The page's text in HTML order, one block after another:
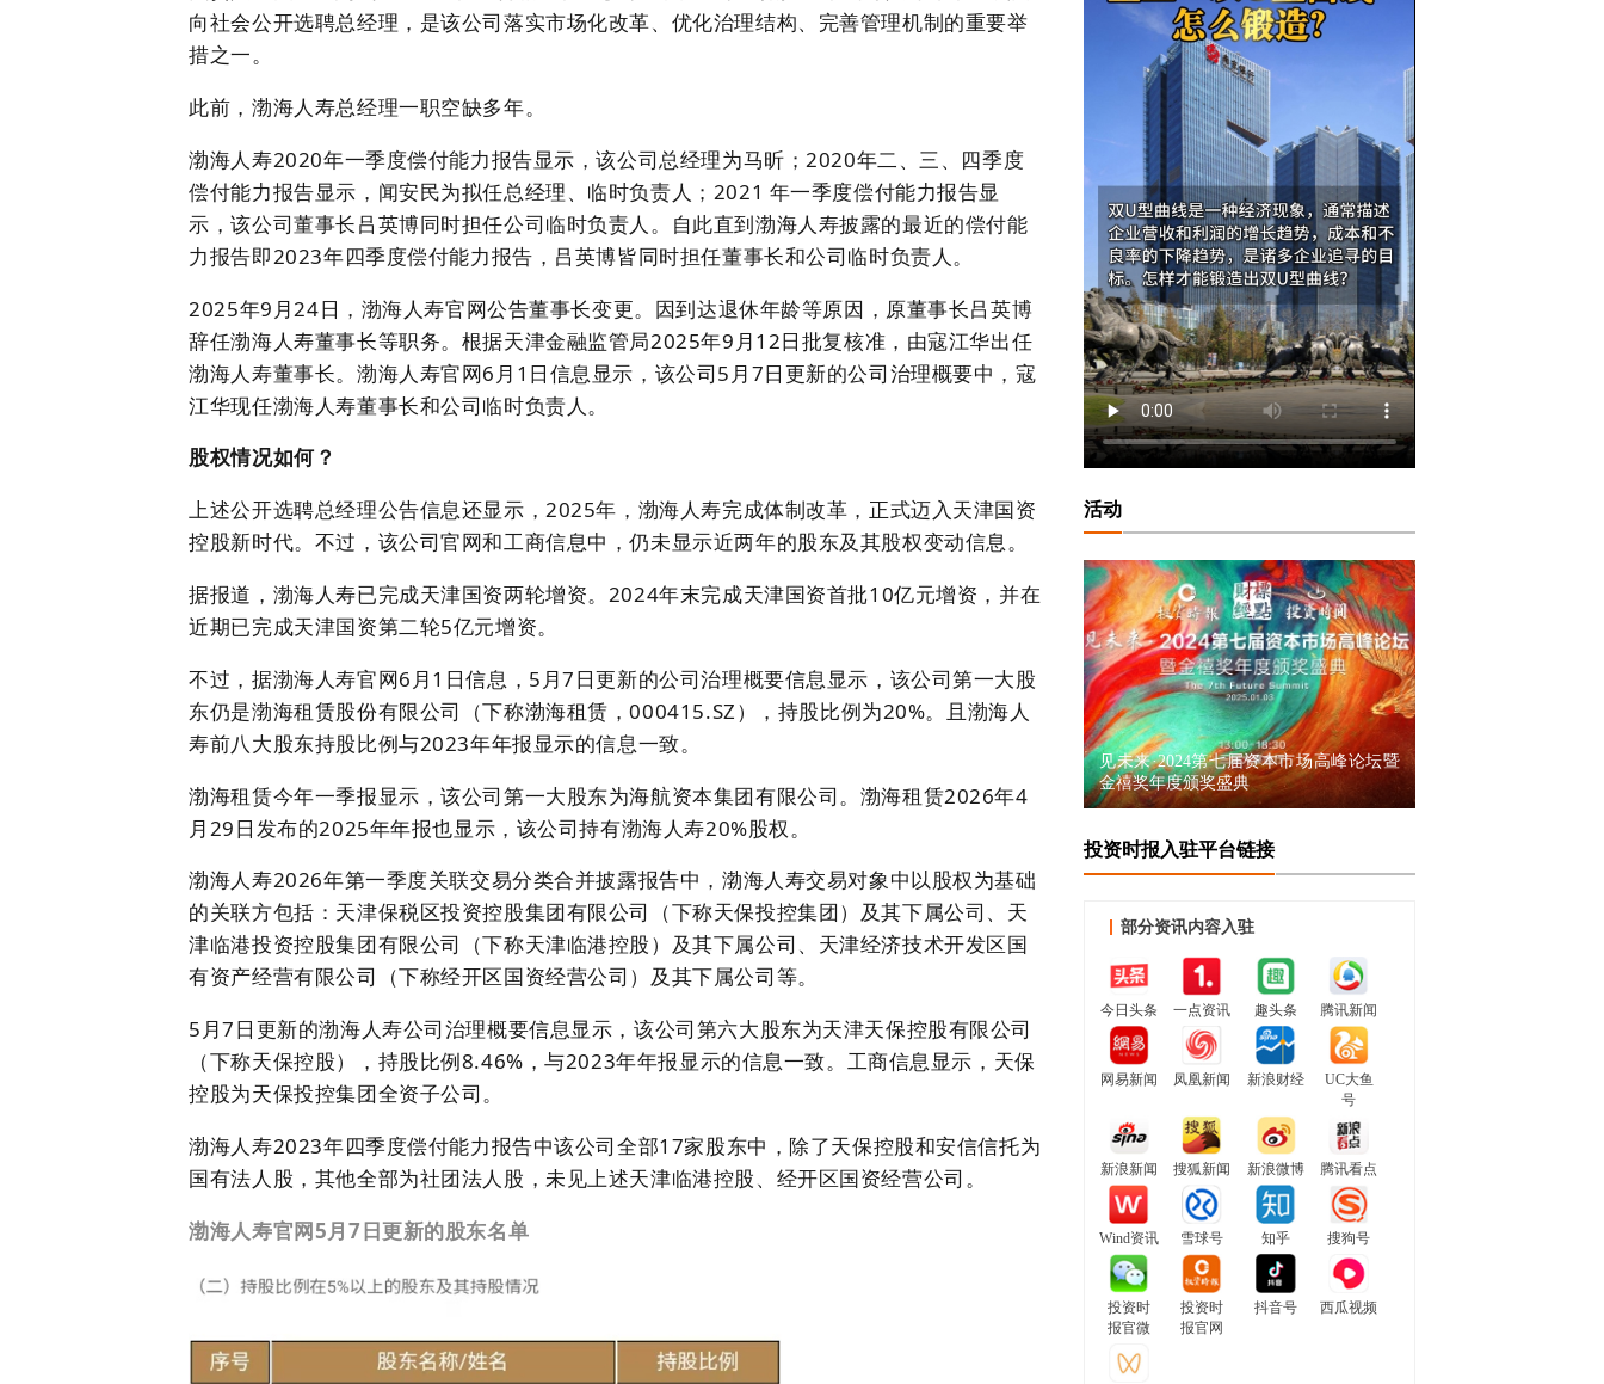
向社会公开选聘总经理，是该公司落实市场化改革、优化治理结构、完善管理机制的重要举
措之一。
此前，渤海人寿总经理一职空缺多年。
渤海人寿2020年一季度偿付能力报告显示，该公司总经理为马昕；2020年二、三、四季度
偿付能力报告显示，闻安民为拟任总经理、临时负责人；2021 年一季度偿付能力报告显
示，该公司董事长吕英博同时担任公司临时负责人。自此直到渤海人寿披露的最近的偿付能
力报告即2023年四季度偿付能力报告，吕英博皆同时担任董事长和公司临时负责人。
2025年9月24日，渤海人寿官网公告董事长变更。因到达退休年龄等原因，原董事长吕英博
辞任渤海人寿董事长等职务。根据天津金融监管局2025年9月12日批复核准，由寇江华出任
渤海人寿董事长。渤海人寿官网6月1日信息显示，该公司5月7日更新的公司治理概要中，寇
江华现任渤海人寿董事长和公司临时负责人。
股权情况如何？
上述公开选聘总经理公告信息还显示，2025年，渤海人寿完成体制改革，正式迈入天津国资
控股新时代。不过，该公司官网和工商信息中，仍未显示近两年的股东及其股权变动信息。
据报道，渤海人寿已完成天津国资两轮增资。2024年末完成天津国资首批10亿元增资，并在
近期已完成天津国资第二轮5亿元增资。
不过，据渤海人寿官网6月1日信息，5月7日更新的公司治理概要信息显示，该公司第一大股
东仍是渤海租赁股份有限公司（下称渤海租赁，000415.SZ），持股比例为20%。且渤海人
寿前八大股东持股比例与2023年年报显示的信息一致。
渤海租赁今年一季报显示，该公司第一大股东为海航资本集团有限公司。渤海租赁2026年4
月29日发布的2025年年报也显示，该公司持有渤海人寿20%股权。
渤海人寿2026年第一季度关联交易分类合并披露报告中，渤海人寿交易对象中以股权为基础
的关联方包括：天津保税区投资控股集团有限公司（下称天保投控集团）及其下属公司、天
津临港投资控股集团有限公司（下称天津临港控股）及其下属公司、天津经济技术开发区国
有资产经营有限公司（下称经开区国资经营公司）及其下属公司等。
5月7日更新的渤海人寿公司治理概要信息显示，该公司第六大股东为天津天保控股有限公司
（下称天保控股），持股比例8.46%，与2023年年报显示的信息一致。工商信息显示，天保
控股为天保投控集团全资子公司。
渤海人寿2023年四季度偿付能力报告中该公司全部17家股东中，除了天保控股和安信信托为
国有法人股，其他全部为社团法人股，未见上述天津临港控股、经开区国资经营公司。
渤海人寿官网5月7日更新的股东名单
活动
见未来·2024第七届资本市场高峰论坛暨
金禧奖年度颁奖盛典
投资时报入驻平台链接
部分资讯内容入驻
今日头条 一点资讯 趣头条 腾讯新闻
网易新闻 凤凰新闻 新浪财经
UC大鱼
号
新浪新闻 搜狐新闻 新浪微博 腾讯看点
Wind资讯 雪球号 知乎 搜狗号
投资时
报官微
投资时
报官网
抖音号 西瓜视频